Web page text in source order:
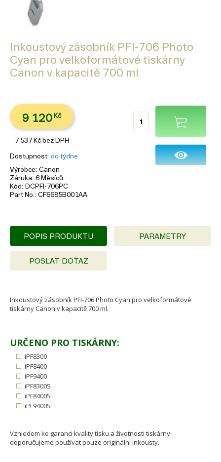
Inkoustový zásobník PFI-706 Photo
Cyan pro velkoformátové tiskárny
Canon v kapacitě 700 ml.
9 120 Kč
7 537 Kč bez DPH
Dostupnost do týdne
Výrobce Canon
Záruka 6 Měsíců
Kód
DCPFI-706PC
Part No. CF6685B001AA
POPIS PRODUKTU PARAMETRY
POSLAT DOTAZ
Inkoustový zásobník PFI-706 Photo Cyan pro velkoformátové
tiskárny Canon v kapacitě 700 ml.
URČENO PRO TISKÁRNY:
iPF8300
iPF8400
iPF9400
iPF8300S
iPF8400S
iPF9400S
Vzhledem ke garanci kvality tisku a životnosti tiskárny
doporučujeme používat pouze originální inkousty.